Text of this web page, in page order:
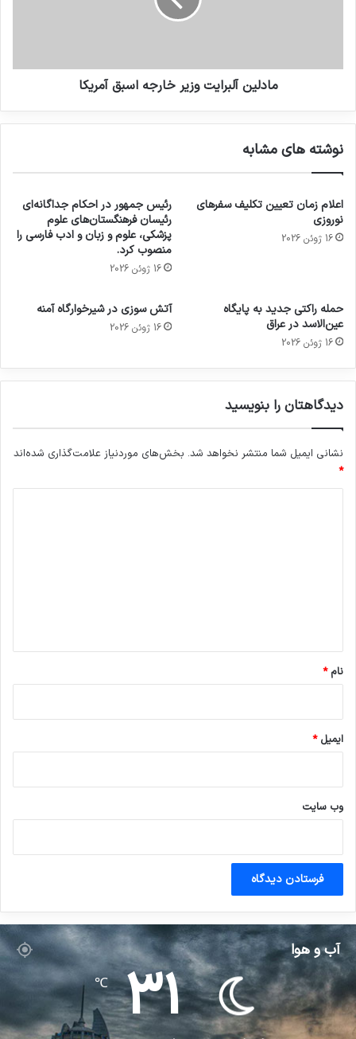
مادلین آلبرایت وزیر خارجه اسبق آمریکا
نوشته های مشابه
اعلام زمان تعیین تکلیف سفرهای
نوروزی
16 ژوئن 2026
رئیس جمهور در احکام جداگانه‌ای
رئیسان فرهنگستان‌های علوم
پزشکی، علوم و زبان و ادب فارسی را
منصوب کرد.
16 ژوئن 2026
حمله راکتی جدید به پایگاه
عین‌الاسد در عراق
16 ژوئن 2026
آتش سوزی در شیرخوارگاه آمنه
16 ژوئن 2026
دیدگاهتان را بنویسید
نشانی ایمیل شما منتشر نخواهد شد. بخش‌های موردنیاز علامت‌گذاری شده‌اند
*
نام*
ایمیل*
وب‌ سایت
آب و هوا
31
℃